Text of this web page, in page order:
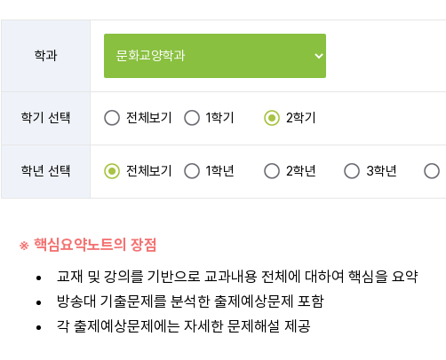
학과
학기 선택 전체보기 1학기 2학기
학년 선택 전체보기 1학년 2학년 3학년
※ 핵심요약노트의 장점
교재 및 강의를 기반으로 교과내용 전체에 대하여 핵심을 요약
방송대 기출문제를 분석한 출제예상문제 포함
각 출제예상문제에는 자세한 문제해설 제공